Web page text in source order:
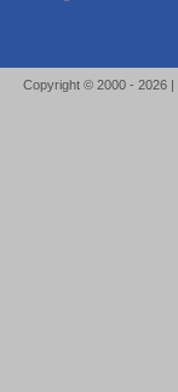
Copyright © 2000 - 2026